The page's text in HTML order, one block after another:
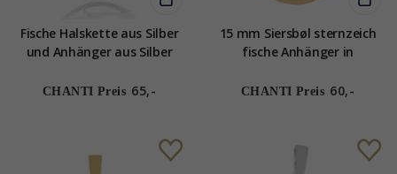
Fische Halskette aus Silber
und Anhänger aus Silber
CHANTI Preis 65,-
15 mm Siersbøl sternzeich
fische Anhänger in
CHANTI Preis 60,-